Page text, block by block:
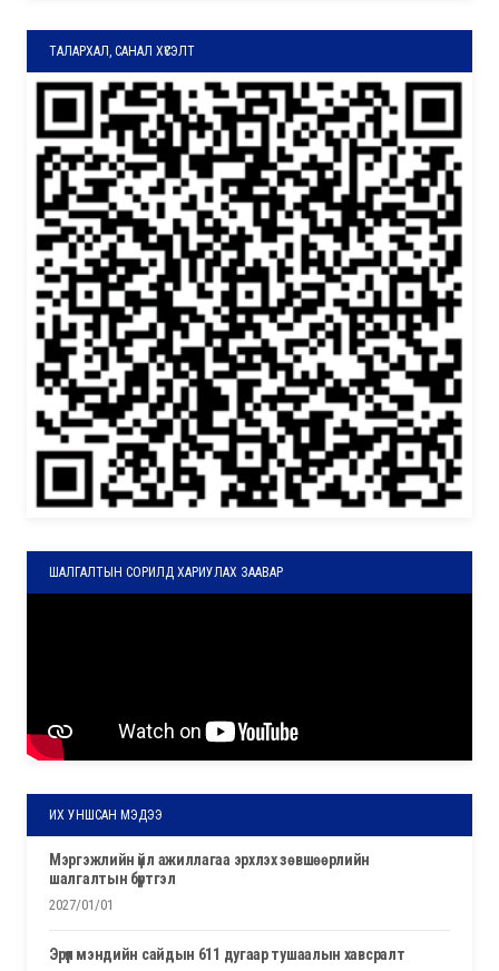
ТАЛАРХАЛ, САНАЛ ХҮСЭЛТ
ШАЛГАЛТЫН СОРИЛД ХАРИУЛАХ ЗААВАР
ИХ УНШСАН МЭДЭЭ
мэргэжлийн үйл ажиллагаа эрхлэх зөвшөөрлийн
шалгалтын бүртгэл
2027/01/01
эрүүл мэндийн сайдын 611 дугаар тушаалын хавсралт